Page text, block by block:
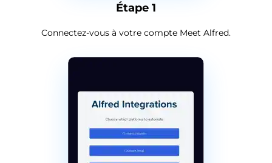
Étape 1
Connectez-vous à votre compte Meet Alfred.